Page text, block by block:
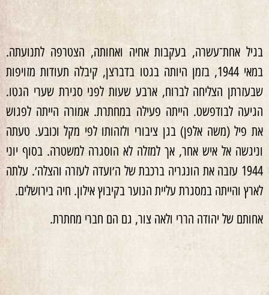
בגיל אחת־עשרה, בעקבות אחיה ואחותה, הצטרפה לתנועתה.
במאי 1944, בזמן היותה בגטו בדברצן, קיבלה תעודות מזויפות
שבעזרתן הצליחה לברוח, ארבע שעות לפני סגירת שערי הגטו.
הגיעה לבודפשט. הייתה פעילה במחתרת. אמורה הייתה לפגוש
את פיל (משה אלפן) בגן ציבורי ולזהותו לפי מקל וכובע. טעתה
וניגשה אל איש אחר, אך למזלה לא הוסגרה למשטרה. בסוף יוני
1944 עזבה את הונגריה ברכבת של ה׳ועדה לעזרה והצלה׳. עלתה
לארץ והייתה במסגרת עליית הנוער בקיבוץ אילון. חיה בירושלים.
אחותם של יהודה הררי ולאה צור, גם הם חברי מחתרת.